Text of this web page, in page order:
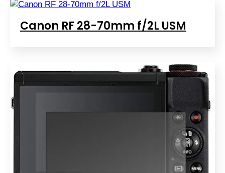
Canon RF 28-70mm f/2L USM